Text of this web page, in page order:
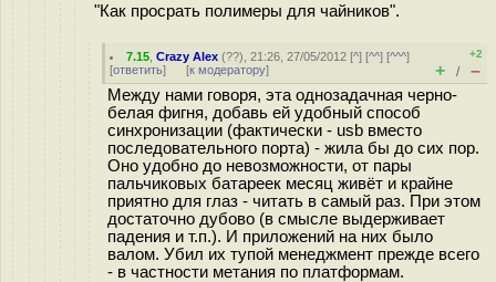
"Как просрать полимеры для чайников".
7.15 ,Crazy Alex (??), 21:26, 27/05/2012 [^] [^^] [^^^]
[ответить] [к модератору]
+2
+ / –
Между нами говоря, эта однозадачная черно-
белая фигня, добавь ей удобный способ
синхронизации (фактически - usb вместо
последовательного порта) - жила бы до сих пор.
Оно удобно до невозможности, от пары
пальчиковых батареек месяц живёт и крайне
приятно для глаз - читать в самый раз. При этом
достаточно дубово (в смысле выдерживает
падения и т.п.). И приложений на них было
валом. Убил их тупой менеджмент прежде всего
- в частности метания по платформам.